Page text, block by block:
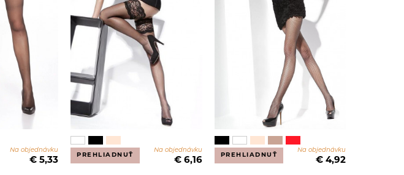
Na objednávku
€ 5,33
PREHLIADNUŤ
Na objednávku
€ 6,16
PREHLIADNUŤ
Na objednávku
€ 4,92